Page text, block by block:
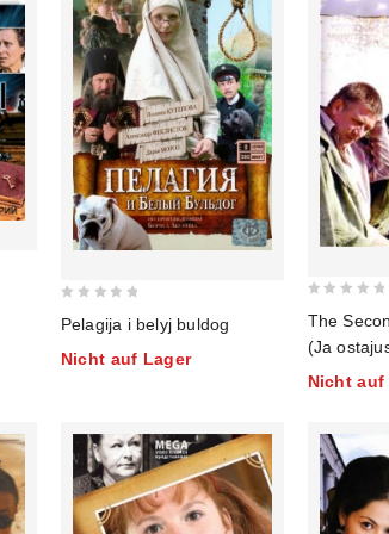
of
Pelagija i belyj buldog
Nicht auf Lager
of
5
The
(Ja
Nicht auf